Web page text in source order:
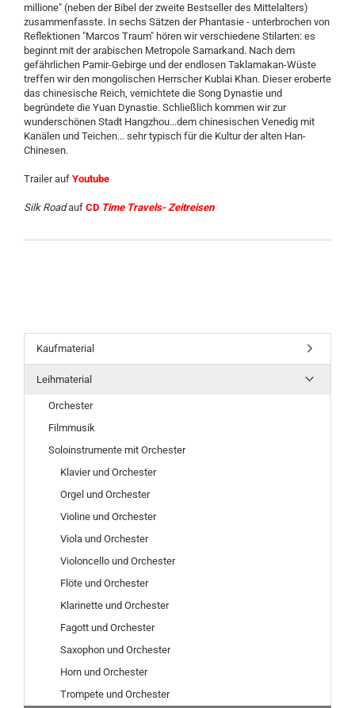
millione" (neben der Bibel der zweite Bestseller des Mittelalters)
zusammenfasste. In sechs Sätzen der Phantasie - unterbrochen von
Reflektionen "Marcos Traum" hören wir verschiedene Stilarten: es
beginnt mit der arabischen Metropole Samarkand. Nach dem
gefährlichen Pamir-Gebirge und der endlosen Taklamakan-Wüste
treffen wir den mongolischen Herrscher Kublai Khan. Dieser eroberte
das chinesische Reich, vernichtete die Song Dynastie und
begründete die Yuan Dynastie. Schließlich kommen wir zur
wunderschönen Stadt Hangzhou...dem chinesischen Venedig mit
Kanälen und Teichen... sehr typisch für die Kultur der alten Han-
Chinesen.
Trailer auf Youtube
Silk Roadauf CD Time Travels- Zeitreisen
Kaufmaterial
Leihmaterial
Orchester
Filmmusik
Soloinstrumente mit Orchester
Klavier und Orchester
Orgel und Orchester
Violine und Orchester
Viola und Orchester
Violoncello und Orchester
Flöte und Orchester
Klarinette und Orchester
Fagott und Orchester
Saxophon und Orchester
Horn und Orchester
Trompete und Orchester